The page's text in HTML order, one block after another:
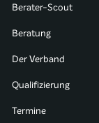
Berater-Scout
Beratung
Der Verband
Qualifizierung
Termine